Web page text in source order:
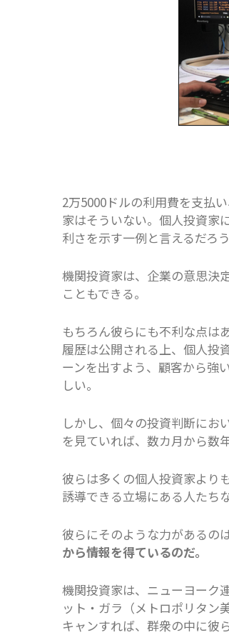
2万5000ドルの利用費を支払
家はそういない。個人投資家
利さを示す一例と言えるだろう
機関投資家は、企業の意思決
こともできる。
もちろん彼らにも不利な点は
履歴は公開される上、個人投
ーンを出すよう、顧客から強
しい。
しかし、個々の投資判断にお
を見ていれば、数カ月から数
彼らは多くの個人投資家より
誘導できる立場にある人たちな
彼らにそのような力があるの
から情報を得ているのだ。
機関投資家は、ニューヨーク
ット・ガラ（メトロポリタン
キャンすれば、群衆の中に彼